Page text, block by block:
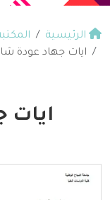
الرئيسية
ايات جهاد عودة
ايات